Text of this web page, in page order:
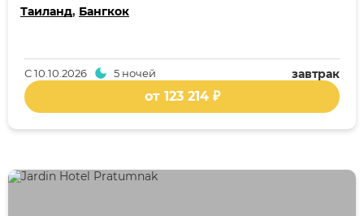
Таиланд, Бангкок
завтрак
С10.10.2026 5 ночей
от 123 214 ₽